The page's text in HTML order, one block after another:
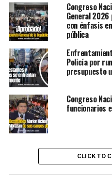
Congreso
General
con énfasis
pública
Policía por
presupuesto
Congreso
funcionarios
CLICK TO